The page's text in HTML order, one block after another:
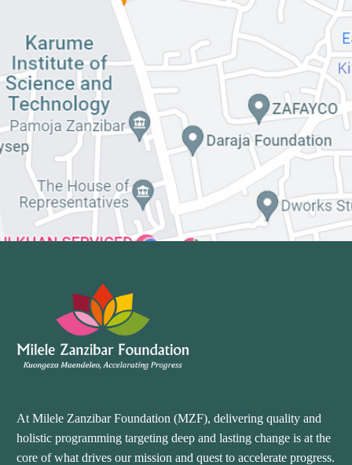
At Milele Zanzibar Foundation (MZF), delivering quality and
holistic programming targeting deep and lasting change is at the
core of what drives our mission and quest to accelerate progress.